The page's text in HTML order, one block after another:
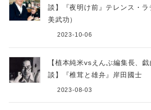
談】『夜明け前』テレンス・
美武功）
2023-10-06
【植本純米vsえんぶ編集長、
談】『椎茸と雄弁』岸田國士
2023-08-03